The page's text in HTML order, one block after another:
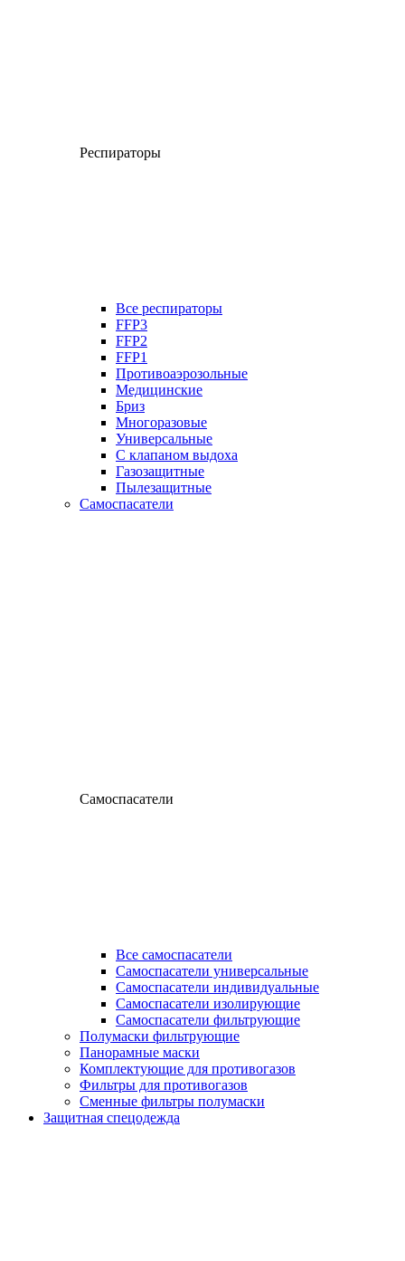
Респираторы
Все респираторы
FFP3
FFP2
FFP1
Противоаэрозольные
Медицинские
Бриз
Многоразовые
Универсальные
С клапаном выдоха
Газозащитные
Пылезащитные
Самоспасатели
Самоспасатели
Все самоспасатели
Самоспасатели универсальные
Самоспасатели индивидуальные
Самоспасатели изолирующие
Самоспасатели фильтрующие
Полумаски фильтрующие
Панорамные маски
Комплектующие для противогазов
Фильтры для противогазов
Сменные фильтры полумаски
Защитная спецодежда